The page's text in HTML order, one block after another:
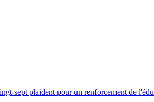
sept plaident pour un renforcement de